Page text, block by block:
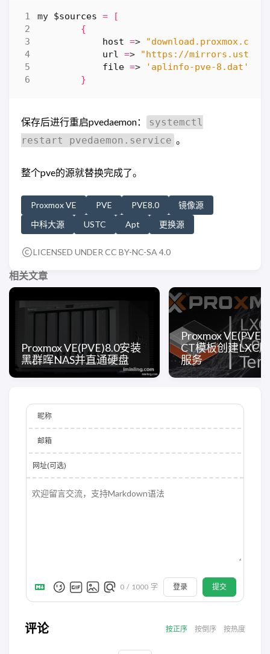
my $sources =
[
{
host => "download.proxmox.com"
url => "https://
file => 'aplinfo-pve-8.dat'
}
保存后进行重启pvedaemon：
systemctl
restart pvedaemon.service 。
整个pve的源就替换完成了。
Proxmox VE PVE PVE8.0
镜像源
中科大源
USTC Apt 更换源
LICENSED UNDER CC BY-NC-SA 4.0
相关文章
Proxmox VE(PVE)8.0安装
黑群晖NAS并直通硬盘
Proxmox
CT模板创建LXC
服务
昵称
邮箱
网址(可选)
0 / 1000 字 登录 提交
评论 按正序 按倒序 按热度